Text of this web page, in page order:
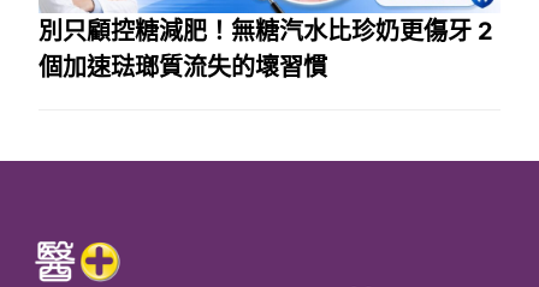
別只顧控糖減肥！無糖汽水比珍奶更傷牙 2
個加速琺瑯質流失的壞習慣